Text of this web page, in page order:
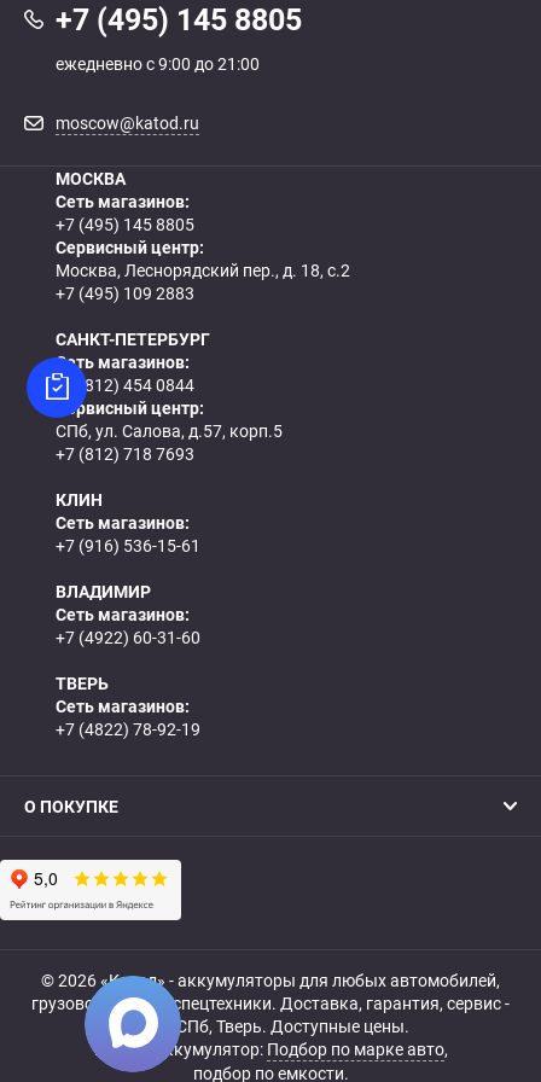
+7 (495) 145 8805
ежедневно с 9:00 до 21:00
moscow@katod.ru
МОСКВА
Сеть магазинов:
+7 (495) 145 8805
Сервисный центр:
Москва, Леснорядский пер., д. 18, с.2
+7 (495) 109 2883
САНКТ-ПЕТЕРБУРГ
Сеть магазинов:
+7 (812) 454 0844
Сервисный центр:
СПб, ул. Салова, д.57, корп.5
+7 (812) 718 7693
КЛИН
Сеть магазинов:
+7 (916) 536-15-61
ВЛАДИМИР
Сеть магазинов:
+7 (4922) 60-31-60
ТВЕРЬ
Сеть магазинов:
+7 (4822) 78-92-19
О ПОКУПКЕ
© 2026 «Катод» - аккумуляторы для любых автомобилей,
грузовой, мото- и спецтехники. Доставка, гарантия, сервис -
МСК, СПб, Тверь. Доступные цены.
Купить аккумулятор: Подбор по марке авто,
подбор по емкости.